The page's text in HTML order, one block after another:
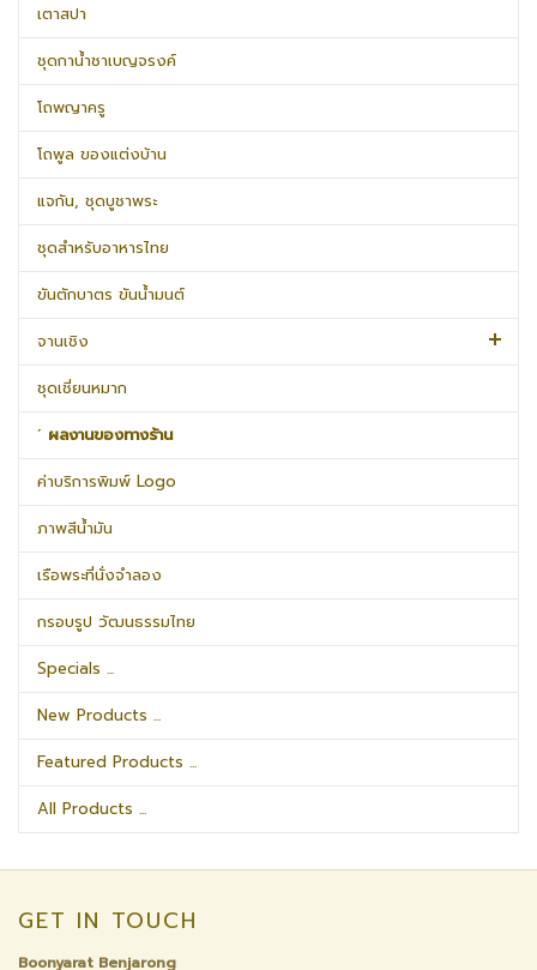
เตาสปา
ชุดกาน้ำชาเบญจรงค์
โถพญาครู
โถพูล ของแต่งบ้าน
แจกัน, ชุดบูชาพระ
ชุดสำหรับอาหารไทย
ขันตักบาตร ขันน้ำมนต์
จานเชิง
ชุดเชี่ยนหมาก
˹ ผลงานของทางร้าน
ค่าบริการพิมพ์ Logo
ภาพสีน้ำมัน
เรือพระที่นั่งจำลอง
กรอบรูป วัฒนธรรมไทย
Specials ...
New Products ...
Featured Products ...
All Products ...
GET IN TOUCH
Boonyarat Benjarong